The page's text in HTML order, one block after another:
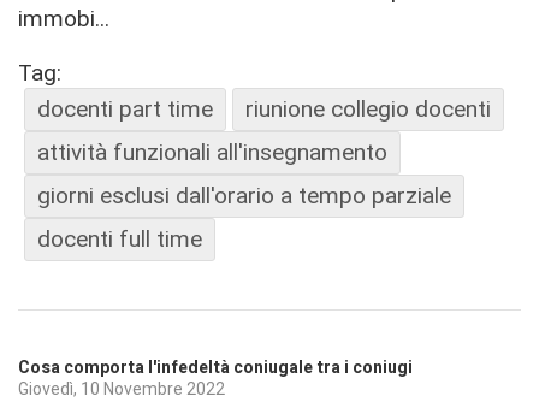
immobi...
Tag:
docenti part time
riunione collegio docenti
attività funzionali all'insegnamento
giorni esclusi dall'orario a tempo parziale
docenti full time
Cosa comporta l'infedeltà coniugale tra i coniugi
Giovedì, 10 Novembre 2022